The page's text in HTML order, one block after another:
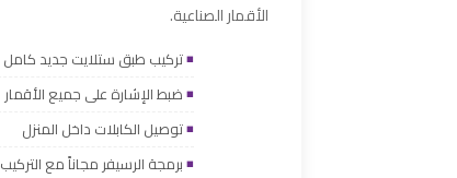
الأقمار الصناعية.
تركيب طبق ستلايت جديد كامل
ضبط الإشارة على جميع الأقمار
توصيل الكابلات داخل المنزل
برمجة الرسيفر مجاناً مع التركيب